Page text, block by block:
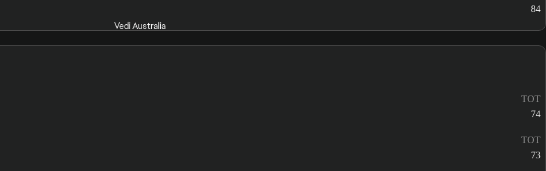
84
Vedi Australia
TOT
74
TOT
73